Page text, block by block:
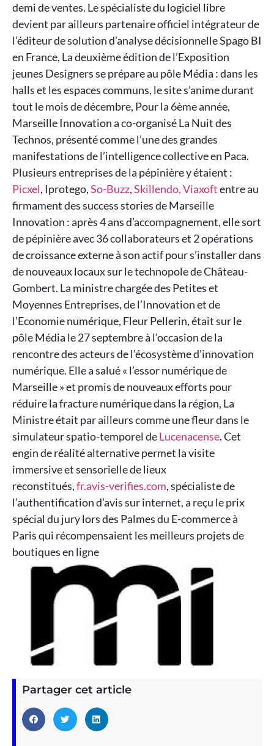
demi de ventes. Le spécialiste du logiciel libre
devient par ailleurs partenaire officiel intégrateur de
l’éditeur de solution d’analyse décisionnelle Spago BI
en France, La deuxième édition de l’Exposition
jeunes Designers se prépare au pôle Média : dans les
halls et les espaces communs, le site s’anime durant
tout le mois de décembre, Pour la 6ème année,
Marseille Innovation a co-organisé La Nuit des
Technos, présenté comme l’une des grandes
manifestations de l’intelligence collective en Paca.
Plusieurs entreprises de la pépinière y étaient :
Picxel, Iprotego,So-Buzz,Skillendo,Viaxoftentre au
firmament des success stories de Marseille
Innovation : après 4 ans d’accompagnement, elle sort
de pépinière avec 36 collaborateurs et 2 opérations
de croissance externe à son actif pour s’installer dans
de nouveaux locaux sur le technopole de Château-
Gombert. La ministre chargée des Petites et
Moyennes Entreprises, de l’Innovation et de
l’Economie numérique, Fleur Pellerin, était sur le
pôle Média le 27 septembre à l’occasion de la
rencontre des acteurs de l’écosystème d’innovation
numérique. Elle a salué « l’essor numérique de
Marseille » et promis de nouveaux efforts pour
réduire la fracture numérique dans la région, La
Ministre était par ailleurs comme une fleur dans le
simulateur spatio-temporel deLucenacense. Cet
engin de réalité alternative permet la visite
immersive et sensorielle de lieux
reconstitués,fr.avis-verifies.com, spécialiste de
l’authentification d’avis sur internet, a reçu le prix
spécial du jury lors des Palmes du E-commerce à
Paris qui récompensaient les meilleurs projets de
boutiques en ligne
Partager cet article